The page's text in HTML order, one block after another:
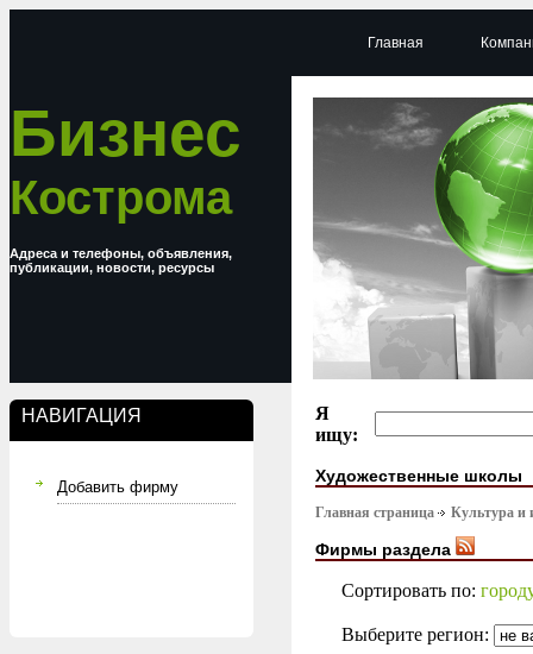
Бизнес
Кострома
Адреса и телефоны, объявления,
публикации, новости, ресурсы
НАВИГАЦИЯ
Добавить фирму
Главная
Я
ищу:
Художественные школы
Главная страница Культура и
Фирмы раздела
Сортировать по:
Выберите регион: